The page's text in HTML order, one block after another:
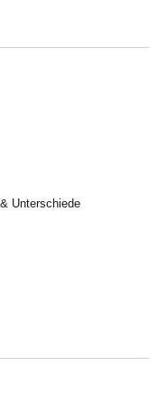
Unterschiede